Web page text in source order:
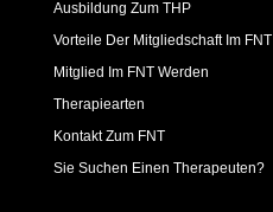
Ausbildung Zum THP
Vorteile Der Mitgliedschaft Im FNT
Mitglied Im FNT Werden
Therapiearten
Kontakt Zum FNT
Sie Suchen Einen Therapeuten?